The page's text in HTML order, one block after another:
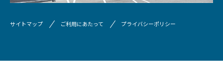
サイトマップ ご利用にあたって プライバシーポリシー